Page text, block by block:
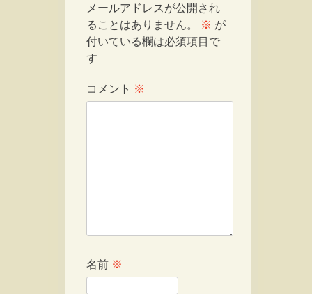
メールアドレスが公開され
ることはありません。
※ が
付いている欄は必須項目で
す
コメント ※
名前 ※